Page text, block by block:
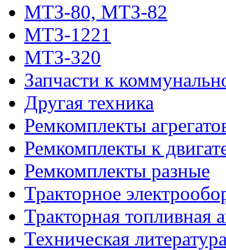
МТЗ-80, МТЗ-82
МТЗ-1221
МТЗ-320
Запчасти к
Другая техника
Ремкомплекты
Ремкомплекты к
Ремкомплекты разные
Тракторное
Тракторная топливная
Техническая